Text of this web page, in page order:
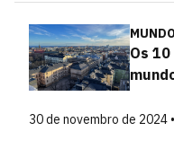
Os
30 de novembro de 2024